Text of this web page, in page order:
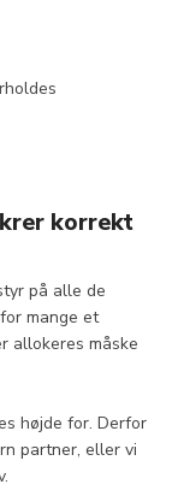
korrekt
på alle de
mange et
allokeres måske
højde for. Derfor
partner, eller vi